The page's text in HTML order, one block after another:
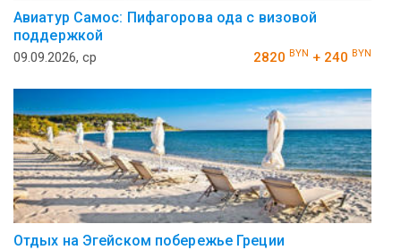
Авиатур Самос: Пифагорова ода с визовой
поддержкой
09.09.2026, ср 2820 BYN + 240 BYN
Отдых на Эгейском побережье Греции